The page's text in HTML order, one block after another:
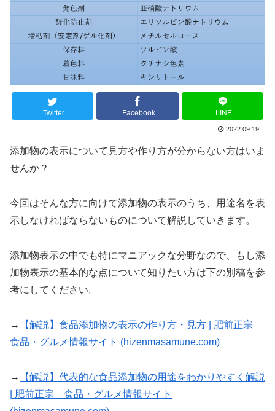
Twitter Facebook LINE
2022.09.19
添加物の表示について見方や作り方が分からない方はいま
せんか？
今回はそんな方に向けて添加物の表示のうち、用途名を表
示しなければならないものについて解説していきます。
添加物表示の中でも特にマニアックな分野なので、もし添
加物表示の基本的な点について知りたい方は下の別稿を参
考にしてください。
→
【解説】食品添加物の表示の作り方・見方 | 肥前正宗
食品・グルメ情報サイト (hizenmasamune.com)
→
【解説】代表的な食品添加物の用途をわかりやすく解説
| 肥前正宗 食品・グルメ情報サイト